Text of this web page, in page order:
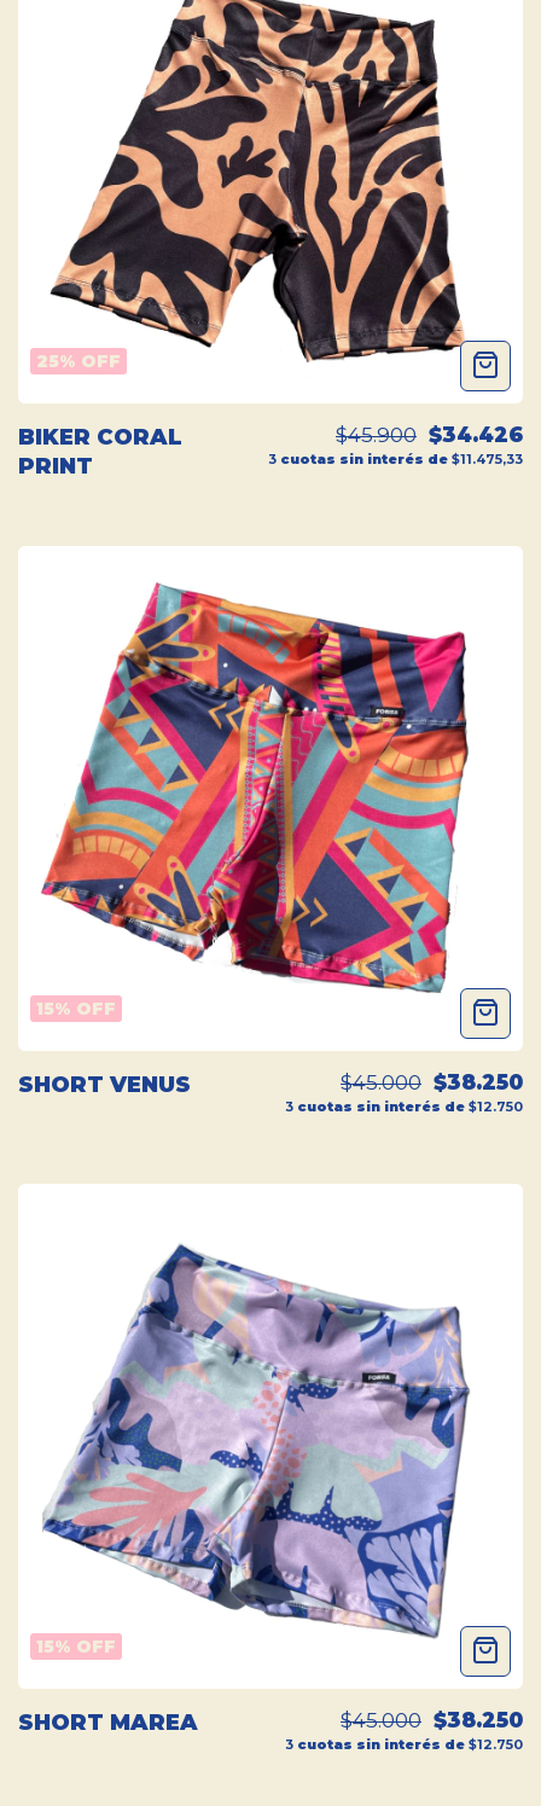
25% OFF
BIKER CORAL
PRINT
$45.900 $34.426
3 cuotas sin interés de $11.475,33
15% OFF
SHORT VENUS $45.000 $38.250
3 cuotas sin interés de $12.750
15% OFF
SHORT MAREA $45.000 $38.250
3 cuotas sin interés de $12.750